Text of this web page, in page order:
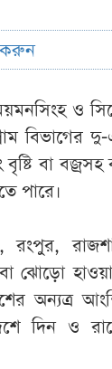
ও
বিভাগের
বা বজ্রসহ
পারে।
রংপুর,
ঝোড়ো
অন্যত্র
দিন ও